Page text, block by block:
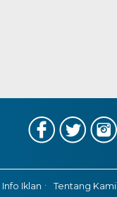
Info Iklan Tentang Kami